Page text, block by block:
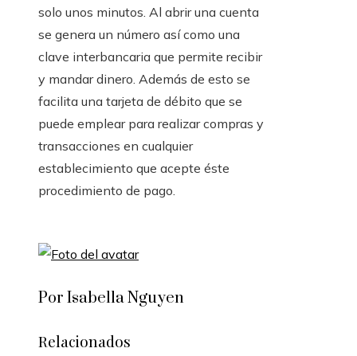
solo unos minutos. Al abrir una cuenta
se genera un número así como una
clave interbancaria que permite recibir
y mandar dinero. Además de esto se
facilita una tarjeta de débito que se
puede emplear para realizar compras y
transacciones en cualquier
establecimiento que acepte éste
procedimiento de pago.
Por Isabella Nguyen
Relacionados